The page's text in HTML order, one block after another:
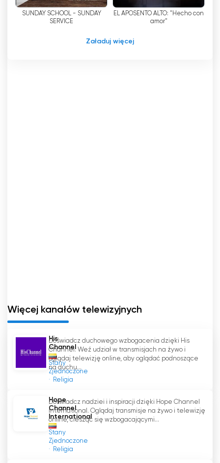
SUNDAY SCHOOL - SUNDAY
SERVICE
EL APOSENTO ALTO: "Hecho con
amor"
Załaduj więcej
Więcej kanałów telewizyjnych
His
Channel
Stany
Zjednoczone
Religia
Doświadcz duchowego wzbogacenia dzięki His
Channel. Weź udział w transmisjach na żywo i
oglądaj telewizję online, aby oglądać podnoszące
na duchu...
Hope
Channel
International
Stany
Zjednoczone
Religia
Doświadcz nadziei i inspiracji dzięki Hope Channel
International. Oglądaj transmisje na żywo i telewizję
online, ciesząc się wzbogacającymi...